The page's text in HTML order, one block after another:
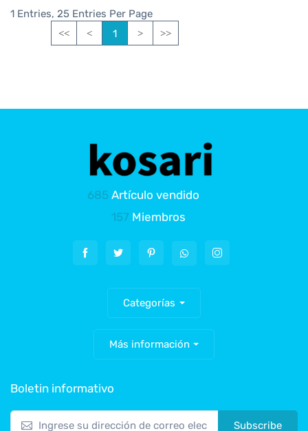
1 Entries, 25 Entries Per Page
<< < 1 > >>
685 Artículo vendido
157 Miembros
Categorías
Más información
Boletin informativo
Subscribe